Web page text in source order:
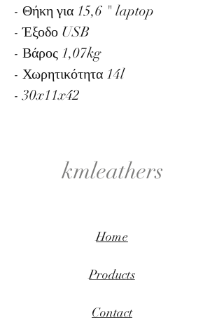
- Θήκη για 15,6 " laptop
- Έξοδο USB
- Βάρος 1,07kg
- Χωρητικότητα 14l
- 30x11x42
kmleathers
Home
Products
Contact